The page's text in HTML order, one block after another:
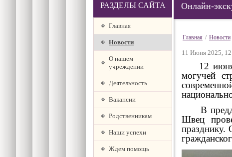
РАЗДЕЛЫ САЙТА
Главная
Новости
О нашем
учреждении
Деятельность
Вакансии
Родственникам
Наши успехи
Ждем помощь
Онлайн-
Главная / Новости
11 Июня 2025,
12 июня в
могучей
В
Швец
празднику.